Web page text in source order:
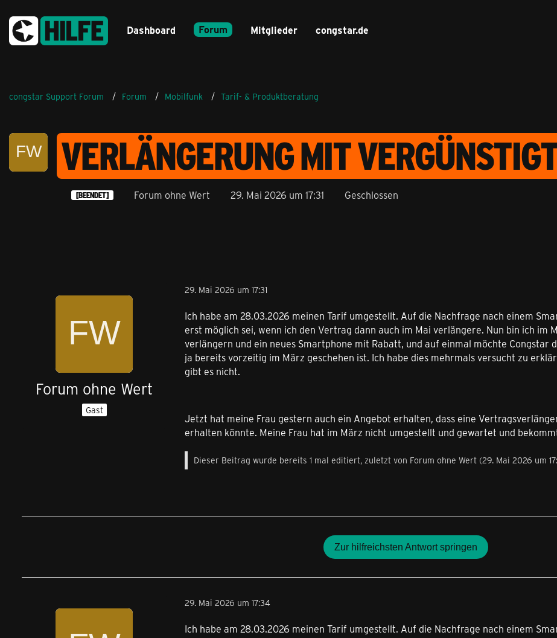
Dashboard Forum Mitglieder congstar.de
congstar Support Forum Forum Mobilfunk Tarif- & Produktberatung
VERLÄNGERUNG MIT
[BEENDET] Forum ohne Wert 29. Mai 2026 um 17:31 Geschlossen
Forum ohne Wert
Gast
29. Mai 2026 um 17:31
Ich habe am 28.03.2026 meinen Tarif umgestellt. Auf die Nachfrage nach einem
erst möglich sei, wenn ich den Vertrag dann auch im Mai verlängere. Nun bin ich im
verlängern und ein neues Smartphone mit Rabatt, und auf einmal möchte Congstar
ja bereits vorzeitig im März geschehen ist. Ich habe dies mehrmals versucht zu
gibt es nicht.
Jetzt hat meine Frau gestern auch ein Angebot erhalten, dass eine
erhalten könnte. Meine Frau hat im März nicht umgestellt und gewartet und
Dieser Beitrag wurde bereits 1 mal editiert, zuletzt von Forum ohne Wert (29. Mai 2026 um
Zur hilfreichsten Antwort springen
29. Mai 2026 um 17:34
Ich habe am 28.03.2026 meinen Tarif umgestellt. Auf die Nachfrage nach einem